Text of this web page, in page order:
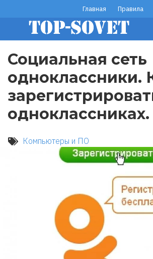
основному
содержанию
footer
menu
Главная Правила
Социальная сеть
одноклассники.
одноклассниках.
Компьютеры и ПО